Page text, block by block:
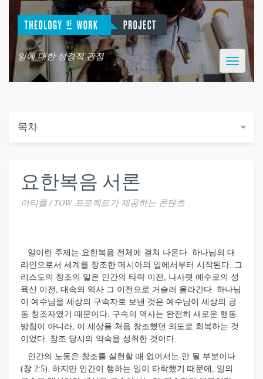
일에 대한 성경적 관점
Toggle
목차
요한복음 서론
아티클 / TOW 프로젝트가 제공하는 콘텐츠
일이란 주제는 요한복음 전체에 걸쳐 나온다. 하나님의 대
리인으로서 세계를 창조한 메시아의 일에서부터 시작된다. 그
리스도의 창조의 일은 인간의 타락 이전, 나사렛 예수로의 성
육신 이전, 대속의 역사 그 이전으로 거슬러 올라간다. 하나님
이 예수님을 세상의 구속자로 보낸 것은 예수님이 세상의 공
동 창조자였기 때문이다. 구속의 역사는 완전히 새로운 행동
방침이 아니라, 이 세상을 처음 창조했던 의도로 회복하는 것
이었다. 창조 당시의 약속을 성취한 것이다.
인간의 노동은 창조를 실현할 때 없어서는 안 될 부분이다
(창 2:5). 하지만 인간이 행하는 일이 타락했기 때문에, 일의